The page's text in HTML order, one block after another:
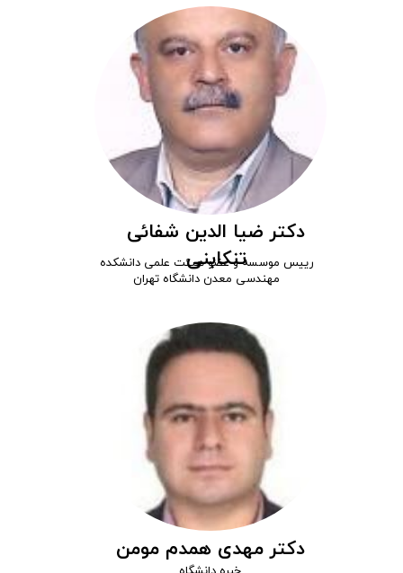
دکتر ضیا الدین شفائی
تنکابنی
رییس موسسه و عضو هیئت علمی دانشکده
مهندسی معدن دانشگاه تهران
دکتر مهدی همدم مومن